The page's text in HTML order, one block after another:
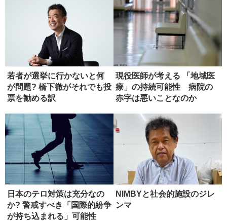
若者が選挙に行かないと何
が問題? 橋下徹がそれでも投
票を勧める訳
現役医師が考える 「地域医
療」の持続可能性 病院の
赤字は悪いことなのか
日本のテロ対策は充分なの
か? 警戒すべき「国際的紛争
が持ち込まれる」可能性
NIMBYと社会的施設のジレ
ンマ